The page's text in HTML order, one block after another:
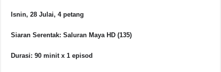
Isnin, 28 Julai, 4 petang
Siaran Serentak: Saluran Maya HD (135)
Durasi: 90 minit x 1 episod